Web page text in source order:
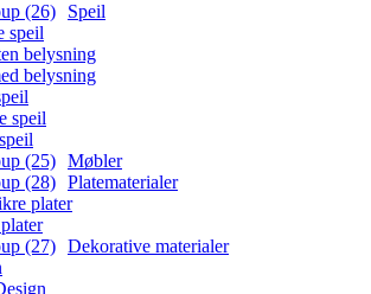
Speil
speil
belysning
belysning
speil
Møbler
Platematerialer
plater
Dekorative materialer